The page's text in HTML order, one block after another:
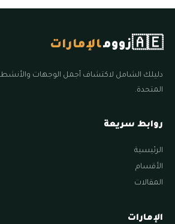
🇦🇪زوومالإمارات
دليلك الشامل لاكتشاف أجمل الوجهات والأنشطة
المتحدة.
روابط سريعة
الرئيسية
الأقسام
المقالات
الإمارات